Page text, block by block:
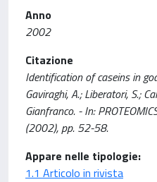
Anno
2002
Citazione
Identification of caseins in
Gaviraghi, A.; Liberatori, S.;
Gianfranco. - In:
(2002), pp. 52-58.
Appare nelle tipologie:
1.1 Articolo in rivista